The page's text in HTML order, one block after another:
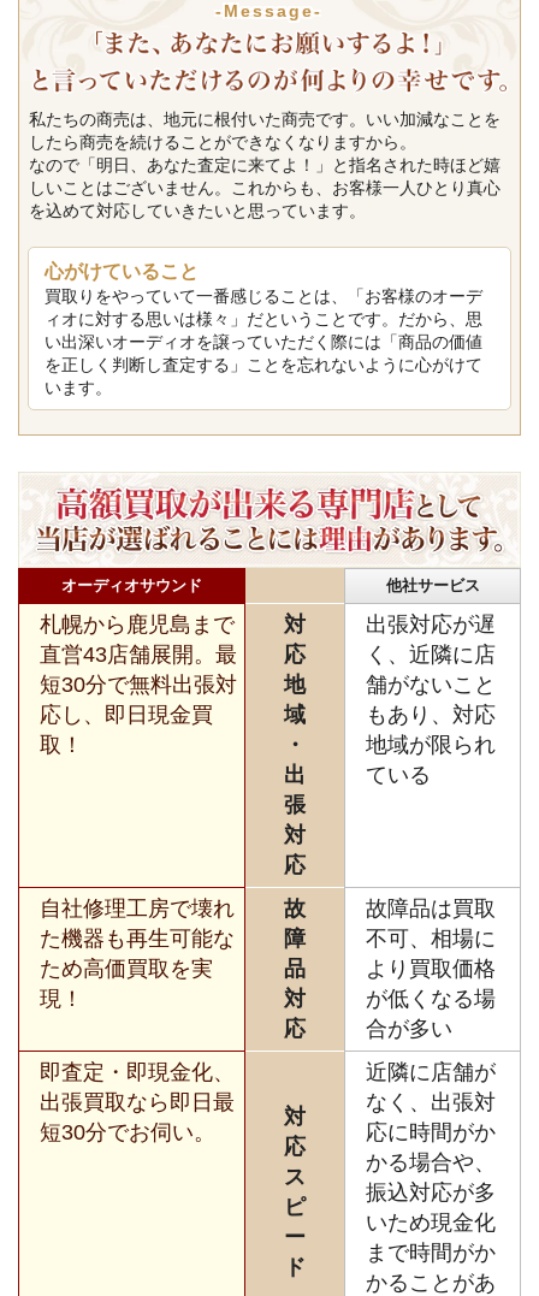
-Message-
私たちの商売は、地元に根付いた商売です。いい加減なことを
したら商売を続けることができなくなりますから。
なので「明日、あなた査定に来てよ！」と指名された時ほど嬉
しいことはございません。これからも、お客様一人ひとり真心
を込めて対応していきたいと思っています。
心がけていること
買取りをやっていて一番感じることは、「お客様のオーデ
ィオに対する思いは様々」だということです。だから、思
い出深いオーディオを譲っていただく際には「商品の価値
を正しく判断し査定する」ことを忘れないように心がけて
います。
オーディオサウンド 他社サービス
札幌から鹿児島まで
直営43店舗展開。最
短30分で無料出張対
応し、即日現金買
取！
対
応
地
域
・
出
張
対
応
出張対応が遅
く、近隣に店
舗がないこと
もあり、対応
地域が限られ
ている
自社修理工房で壊れ
た機器も再生可能な
ため高価買取を実
現！
故
障
品
対
応
故障品は買取
不可、相場に
より買取価格
が低くなる場
合が多い
即査定・即現金化、
出張買取なら即日最
短30分でお伺い。
対
応
ス
ピ
ー
ド
近隣に店舗が
なく、出張対
応に時間がか
かる場合や、
振込対応が多
いため現金化
まで時間がか
かることがあ